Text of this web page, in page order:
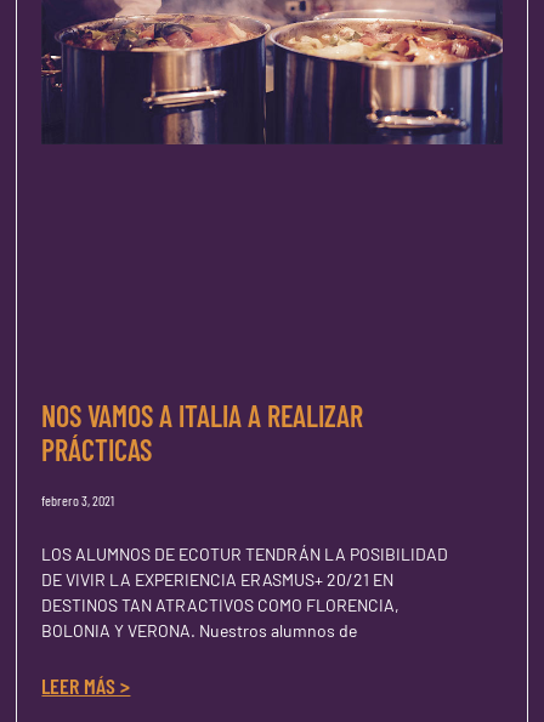
NOS VAMOS A ITALIA A REALIZAR
PRÁCTICAS
febrero 3, 2021
LOS ALUMNOS DE ECOTUR TENDRÁN LA POSIBILIDAD
DE VIVIR LA EXPERIENCIA ERASMUS+ 20/21 EN
DESTINOS TAN ATRACTIVOS COMO FLORENCIA,
BOLONIA Y VERONA. Nuestros alumnos de
LEER MÁS >